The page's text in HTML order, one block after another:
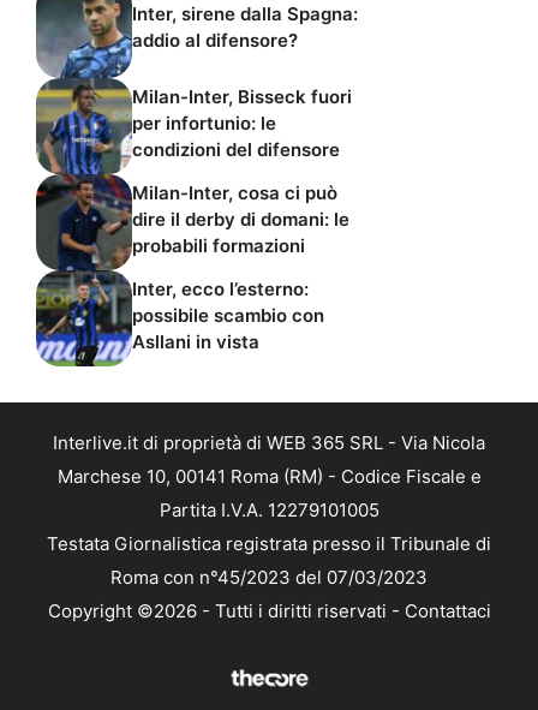
Inter, sirene dalla Spagna:
addio al difensore?
Milan-Inter, Bisseck fuori
per infortunio: le
condizioni del difensore
Milan-Inter, cosa ci può
dire il derby di domani: le
probabili formazioni
Inter, ecco l’esterno:
possibile scambio con
Asllani in vista
Interlive.it di proprietà di WEB 365 SRL - Via Nicola
Marchese 10, 00141 Roma (RM) - Codice Fiscale e
Partita I.V.A. 12279101005
Testata Giornalistica registrata presso il Tribunale di
Roma con n°45/2023 del 07/03/2023
Copyright ©2026 - Tutti i diritti riservati - Contattaci